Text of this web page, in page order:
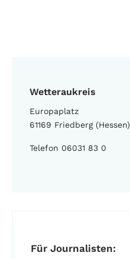
Wetteraukreis
Europaplatz
61169 Friedberg (Hessen)
Telefon 06031 83 0
Für Journalisten: